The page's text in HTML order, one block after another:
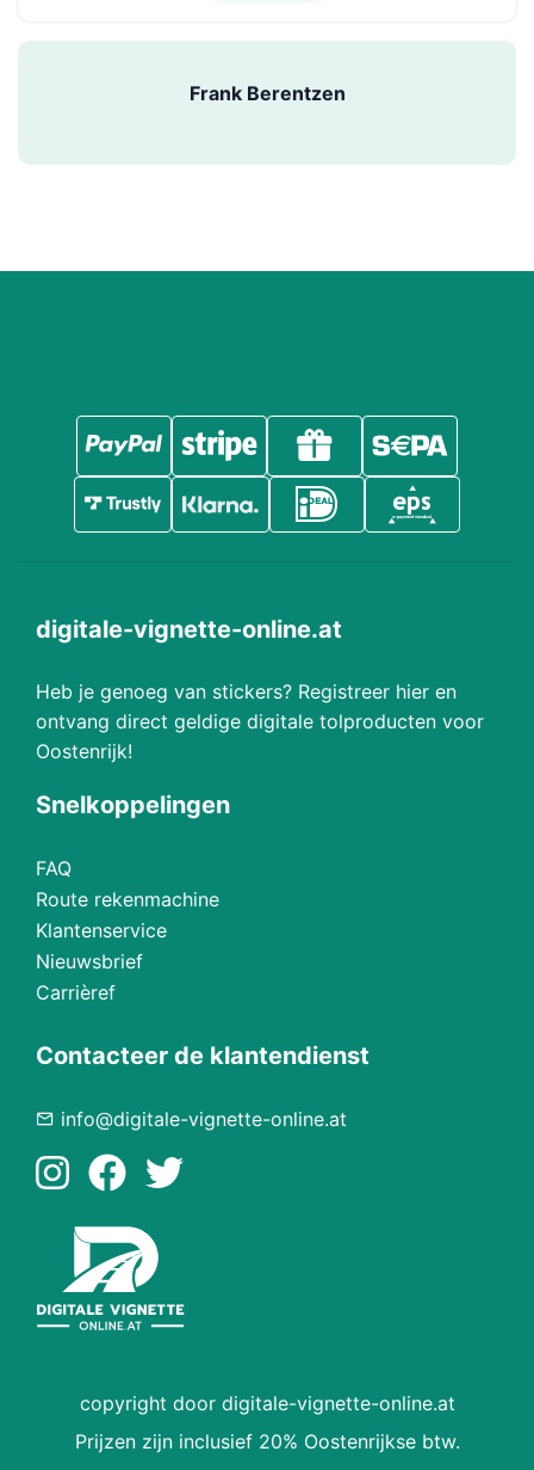
Frank Berentzen
digitale-vignette-online.at
Heb je genoeg van stickers? Registreer hier en
ontvang direct geldige digitale tolproducten voor
Oostenrijk!
Snelkoppelingen
FAQ
Route rekenmachine
Klantenservice
Nieuwsbrief
Carrièref
Contacteer de klantendienst
info@digitale-vignette-online.at
copyright door digitale-vignette-online.at
Prijzen zijn inclusief 20% Oostenrijkse btw.